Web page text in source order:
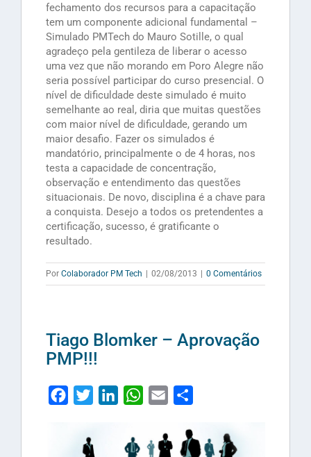
fechamento dos recursos para a capacitação
tem um componente adicional fundamental –
Simulado PMTech do Mauro Sotille, o qual
agradeço pela gentileza de liberar o acesso
uma vez que não morando em Poro Alegre não
seria possível participar do curso presencial. O
nível de dificuldade deste simulado é muito
semelhante ao real, diria que muitas questões
com maior nível de dificuldade, gerando um
maior desafio. Fazer os simulados é
mandatório, principalmente o de 4 horas, nos
testa a capacidade de concentração,
observação e entendimento das questões
situacionais. De novo, disciplina é a chave para
a conquista. Desejo a todos os pretendentes a
certificação, sucesso, é gratificante o
resultado.
Por Colaborador PM Tech | 02/08/2013 | 0 Comentários
Tiago Blomker – Aprovação
PMP!!!
FacebookTwitterLinkedInWhatsApp
Email